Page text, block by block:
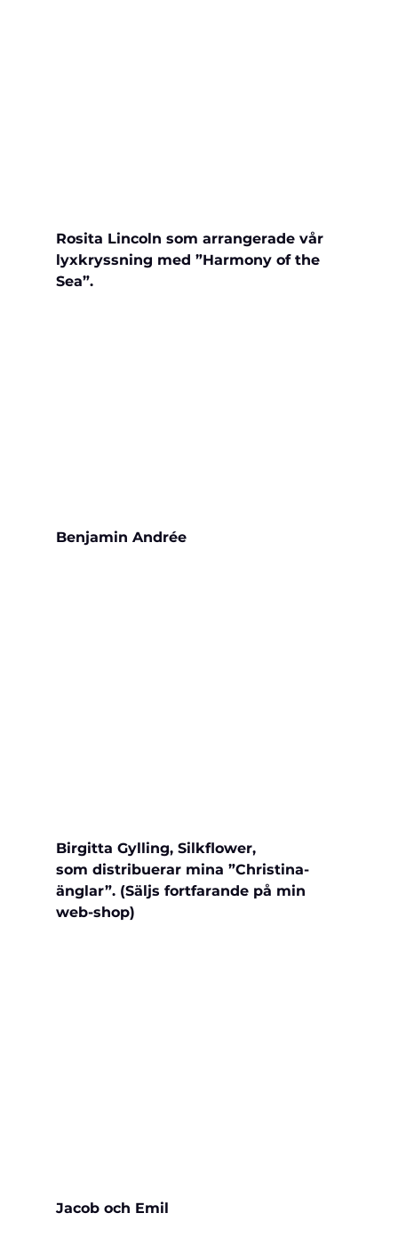
Rosita Lincoln som arrangerade vår
lyxkryssning med ”Harmony of the
Sea”.
Benjamin Andrée
Birgitta Gylling, Silkflower,
som distribuerar mina ”Christina-
änglar”. (Säljs fortfarande på min
web-shop)
Jacob och Emil